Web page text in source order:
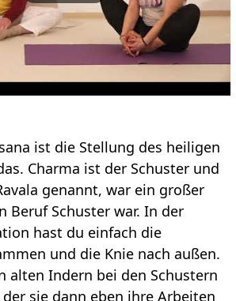
ist die Stellung des heiligen
Charma ist der Schuster und
genannt, war ein großer
Beruf Schuster war. In der
hast du einfach die
und die Knie nach außen.
alten Indern bei den Schustern
sie dann eben ihre Arbeiten